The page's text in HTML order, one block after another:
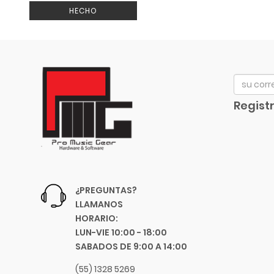
HECHO
Niquel
Azúl Sombreado
Verde Agua
Negro
Nogal
Violeta
Púrpura Metálico
Gris Transp.
Rojo Transp.
Arturia
Audix
Beyerdynamic
Boss
C.B.I.
Celestion
¿PREGUNTAS?
LLAMANOS
HORARIO:
LUN-VIE 10:00 - 18:00
SABADOS DE 9:00 A 14:00
(55) 1328 5269